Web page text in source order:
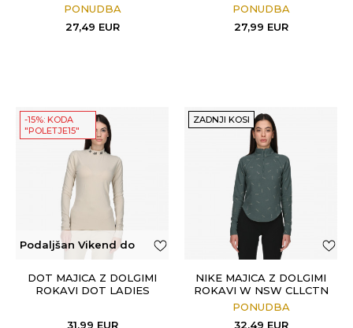
TOP
PONUDBA
27,49 EUR
PONUDBA
27,99 EUR
-15%: KODA
"POLETJE15"
Podaljšan Vikend do
50€
DOT MAJICA Z DOLGIMI
ROKAVI DOT LADIES
31,99 EUR
ZADNJI KOSI
NIKE MAJICA Z DOLGIMI
ROKAVI W NSW CLLCTN
LOGO HZ LS TOP
PONUDBA
32,49 EUR